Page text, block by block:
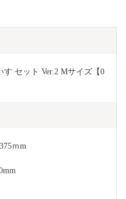
セット Ver.2 Mサイズ【0
ｍm